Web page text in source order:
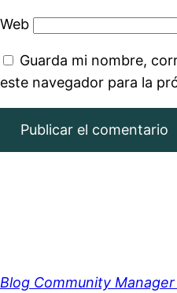
Web
Guarda mi nombre,
este navegador para la
Blog Community Manager